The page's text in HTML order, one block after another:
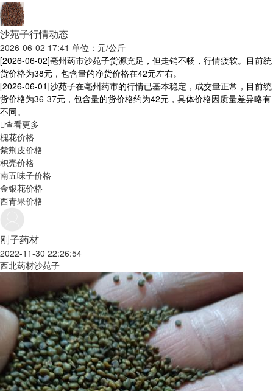
沙苑子行情动态
2026-06-02 17:41 单位：元/公斤
[2026-06-02]亳州药市沙苑子货源充足，但走销不畅，行情疲软。目前统
货价格为38元，包含量的净货价格在42元左右。
[2026-06-01]沙苑子在亳州药市的行情已基本稳定，成交量正常，目前统
货价格为36-37元，包含量的货价格约为42元，具体价格因质量差异略有
不同。
查看更多
槐花价格
紫荆皮价格
枳壳价格
南五味子价格
金银花价格
西青果价格
刚子药材
2022-11-30 22:26:54
西北药材沙苑子